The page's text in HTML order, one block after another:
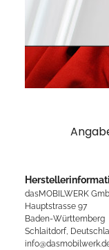
dasMOBILWERK
Hauptstrasse 97
Baden-Württemberg
Schlaitdorf,